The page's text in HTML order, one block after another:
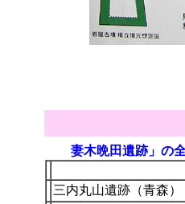
妻木晩田遺跡」の全
三内丸山遺跡（青森）